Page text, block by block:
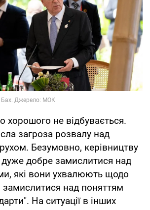
хорошого не відбувається.
загроза розвалу над
Безумовно, керівництву
добре замислитися над
які вони ухвалюють щодо
замислитися над поняттям
На ситуації в інших